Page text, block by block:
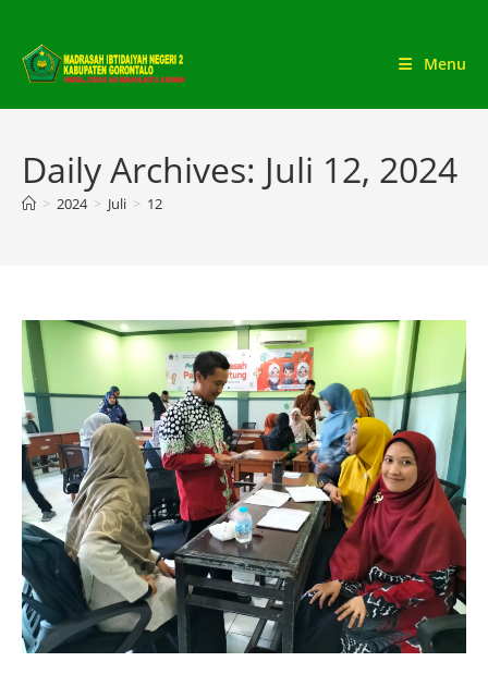
content
Menu
Daily Archives: Juli 12, 2024
> 2024 > Juli > 12